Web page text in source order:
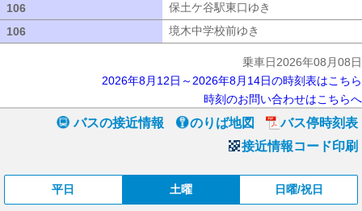
106 保土ケ谷駅東口ゆき
106
境木中学校前ゆき
乗車日2026年08月08日
2026年8月12日～2026年8月14日の時刻表はこちら
時刻のお問い合わせはこちらへ
バスの接近情報 のりば地図
バス停時刻表
接近情報コード印刷
平日 土曜 日曜/祝日